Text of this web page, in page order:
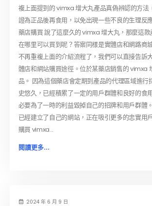
複上面提到的 vimxa 增大丸產品真偽辨認的方法
證為正品後再食用，以免出現一些不良的生理反
藥店購買 說了這麼久的 vimxa 增大丸，那麼這
在哪里可以買到呢？答案同樣是實體店和網路商
不再重複上面的介紹流程了，我們可以直接告訴
體店和網站購買途徑。位於某藥店銷售的 vimxa
品。 因為這個藥店會定期到產品的代理區域進行
史悠久，已經積累了一定的用戶群體和良好的食
必要為了一時的利益毀掉自己的招牌和用戶群體
已經建立了自己的網站，正在吸引更多的忠實用
購買 vimxa...
閱讀更多...
2024 年 6 月 9 日